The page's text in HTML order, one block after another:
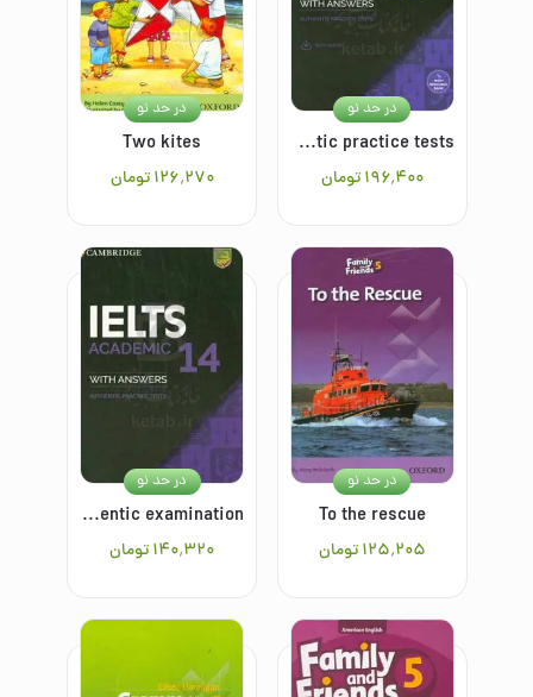
Cambridge IELTS ۱۶ academic with answers: authentic practice tests
۱۹۶٬۴۰۰ تومان
در حد نو
Two kites
۱۲۶٬۲۷۰تومان
در حد نو
To the rescue
۱۲۵٬۲۰۵ تومان
در حد نو
Cambridge IELTS ۱۴ academic with answers: authentic examination
۱۴۰٬۳۲۰تومان
در حد نو